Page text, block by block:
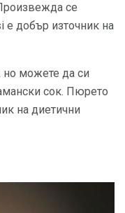
се
е добър източник на
но можете да си
сок. Пюрето
на диетични